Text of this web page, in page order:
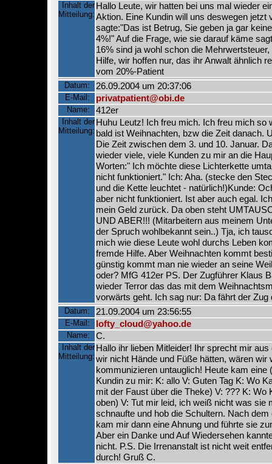
Inhalt der
Mitteilung:
Hallo Leute, wir hatten bei uns mal wieder
Aktion. Eine Kundin will uns deswegen jetzt
sagte:"Das ist Betrug, Sie geben ja gar
4%!" Auf die Frage, wie sie darauf käme
16% sind ja wohl schon die
Hilfe, wir hoffen nur, das ihr Anwalt ähnlich
vom 20%-Patient
Datum: 26.09.2004 um 20:37:06
E-Mail: privatpatient@obi.de
Name: 412er
Inhalt der
Mitteilung:
Huhu Leutz! Ich freu mich. Ich freu mich so
bald ist Weihnachten, bzw die Zeit danach.
Die Zeit zwischen dem 3. und 10. Januar.
wieder viele, viele Kunden zu mir an die
Worten:" Ich möchte diese Lichterkette
nicht funktioniert." Ich: Aha. (stecke den
und die Kette leuchtet - natürlich!)Kunde:
aber nicht funktioniert. Ist aber auch egal.
mein Geld zurück. Da oben steht
UND ABER!!! (Mitarbeitern aus meinem
der Spruch wohlbekannt sein..) Tja, ich
mich wie diese Leute wohl durchs Leben
fremde Hilfe. Aber Weihnachten kommt
günstig kommt man nie wieder an seine
oder? MfG 412er PS. Der Zugführer Klaus
wieder Terror das das mit dem
vorwärts geht. Ich sag nur: Da fährt der Zug
Datum: 21.09.2004 um 23:56:55
E-Mail: lofty_cloud@yahoo.de
Name: C.
Inhalt der
Mitteilung:
Hallo ihr lieben Mitleider! Ihr sprecht mir aus
wir nicht Hände und Füße hätten, wären wir
kommunizieren untauglich! Heute kam eine
Kundin zu mir: K: allo V: Guten Tag K: Wo
mit der Faust über die Theke) V: ??? K: Wo
oben) V: Tut mir leid, ich weiß nicht was sie
schnaufte und hob die Schultern. Nach dem
kam mir dann eine Ahnung und führte sie
Aber ein Danke und Auf Wiedersehen
nicht. P.S. Die Irrenanstalt ist nicht weit
durch! Gruß C.